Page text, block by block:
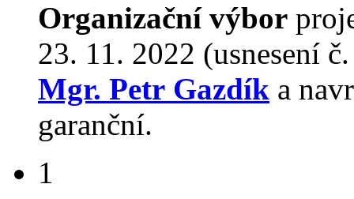
Organizační výbor
23. 11. 2022 (usnesení
Mgr. Petr Gazdík a
garanční.
1